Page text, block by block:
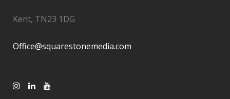
Kent, TN23 1DG
Office@squarestonemedia.com